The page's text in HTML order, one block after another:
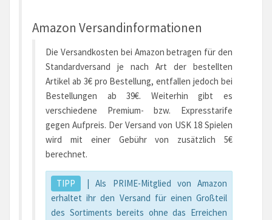
Amazon Versandinformationen
Die Versandkosten bei Amazon betragen für den
Standardversand je nach Art der bestellten
Artikel ab 3€ pro Bestellung, entfallen jedoch bei
Bestellungen ab 39€. Weiterhin gibt es
verschiedene Premium- bzw. Expresstarife
gegen Aufpreis. Der Versand von USK 18 Spielen
wird mit einer Gebühr von zusätzlich 5€
berechnet.
TIPP
| Als PRIME-Mitglied von Amazon
erhaltet ihr den Versand für einen Großteil
des Sortiments bereits ohne das Erreichen